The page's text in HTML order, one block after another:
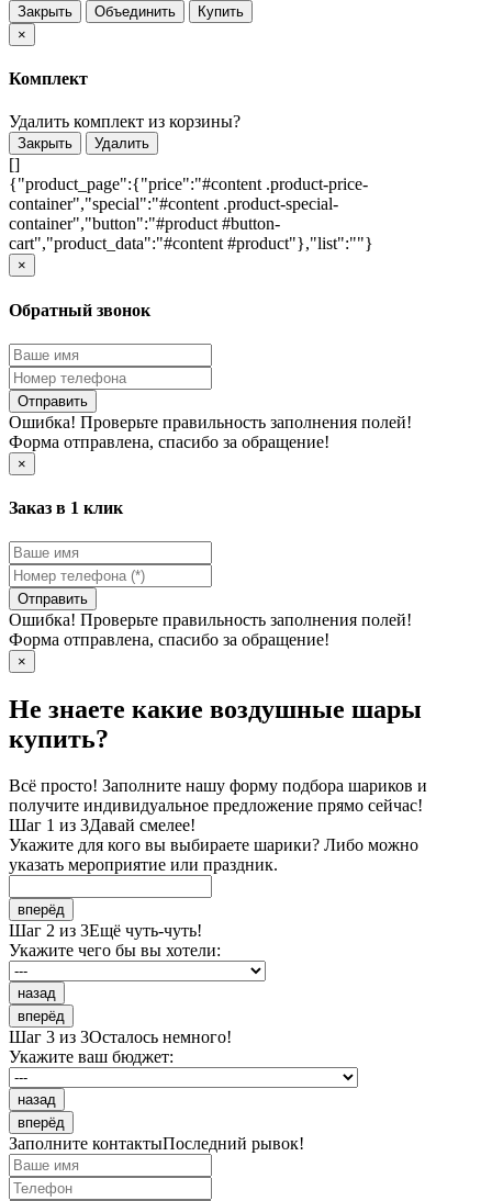
Закрыть Объединить
Купить
×
Комплект
Удалить комплект из корзины?
Закрыть Удалить
[]
{"product_page":{"price":"#content .product-price-
container","special":"#content .product-special-
container","button":"#product #button-
cart","product_data":"#content #product"},"list":""}
×
Обратный звонок
Отправить
Ошибка! Проверьте правильность заполнения полей!
Форма отправлена, спасибо за обращение!
×
Заказ в 1 клик
Отправить
Ошибка! Проверьте правильность заполнения полей!
Форма отправлена, спасибо за обращение!
×
Не знаете какие воздушные шары
купить?
Всё просто! Заполните нашу форму подбора шариков и
получите индивидуальное предложение прямо сейчас!
Шаг 1 из 3Давай смелее!
Укажите для кого вы выбираете шарики? Либо можно
указать мероприятие или праздник.
вперёд
Шаг 2 из 3Ещё чуть-чуть!
Укажите чего бы вы хотели:
назад
вперёд
Шаг 3 из 3Осталось немного!
Укажите ваш бюджет:
назад
вперёд
Заполните контактыПоследний рывок!